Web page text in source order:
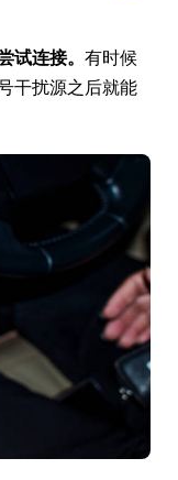
试连接。 有时候
干扰源之后就能